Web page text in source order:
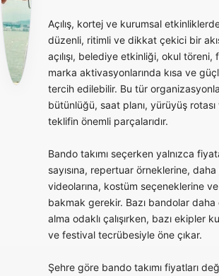
Açılış, kortej ve kurumsal
düzenli, ritimli ve dikkat çekici bir
açılışı, belediye etkinliği, okul
marka aktivasyonlarında kısa ve
tercih edilebilir. Bu tür
bütünlüğü, saat planı, yürüyüş
teklifin önemli parçalarıdır.
Bando takımı seçerken yalnızca
sayısına, repertuar örneklerine,
videolarına, kostüm seçeneklerine
bakmak gerekir. Bazı bandolar
alma odaklı çalışırken, bazı ekipler
ve festival tecrübesiyle öne çıkar.
Şehre göre bando takımı fiyatları